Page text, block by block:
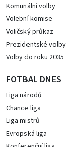
Komunální volby
Volební komise
Voličský průkaz
Prezidentské volby
Volby do roku 2035
FOTBAL DNES
Liga národů
Chance liga
Liga mistrů
Evropská liga